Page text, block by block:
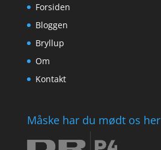
Forsiden
Bloggen
Bryllup
Om
Kontakt
Måske har du mødt os her